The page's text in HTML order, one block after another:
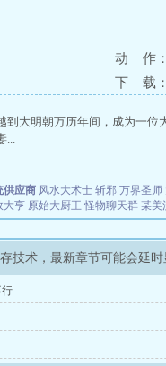
动 作：
下 载：
到大明朝万历年间，成为
...
供应商 风水大术士 斩邪 万界圣师
大亨 原始大厨王 怪物聊天群 某美
技术，最新章节可能会延